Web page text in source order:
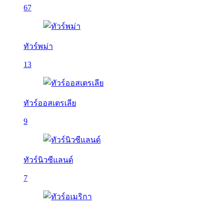
67
ทัวร์พม่า
13
ทัวร์ออสเตรเลีย
9
ทัวร์นิวซีแลนด์
7